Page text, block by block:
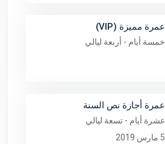
عمرة مميزة (VIP)
خمسة أيام - أربعة ليالي
عمرة أجازة نص السنة
عشرة أيام - تسعة ليالي
5 مارس 2019